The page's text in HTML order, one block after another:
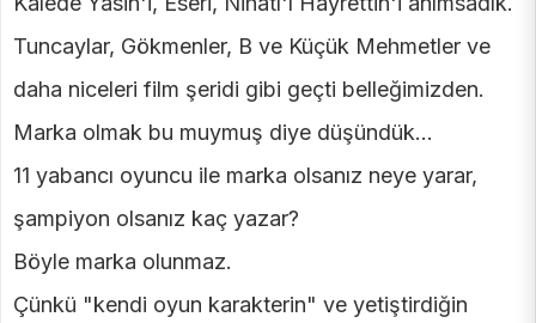
Tuncaylar, Gökmenler, B ve Küçük Mehmetler ve
daha niceleri film şeridi gibi geçti belleğimizden.
Marka olmak bu muymuş diye düşündük...
11 yabancı oyuncu ile marka olsanız neye yarar,
şampiyon olsanız kaç yazar?
Böyle marka olunmaz.
Çünkü "kendi oyun karakterin" ve yetiştirdiğin